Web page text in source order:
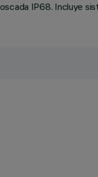
IP68. Incluye